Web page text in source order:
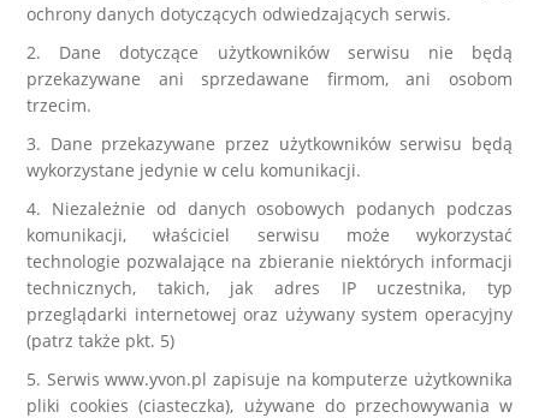
ochrony danych dotyczących odwiedzających serwis.
2. Dane dotyczące użytkowników serwisu nie będą
przekazywane ani sprzedawane firmom, ani osobom
trzecim.
3. Dane przekazywane przez użytkowników serwisu będą
wykorzystane jedynie w celu komunikacji.
4. Niezależnie od danych osobowych podanych podczas
komunikacji, właściciel serwisu może wykorzystać
technologie pozwalające na zbieranie niektórych informacji
technicznych, takich, jak adres IP uczestnika, typ
przeglądarki internetowej oraz używany system operacyjny
(patrz także pkt. 5)
5. Serwis www.yvon.pl zapisuje na komputerze użytkownika
pliki cookies (ciasteczka), używane do przechowywania w